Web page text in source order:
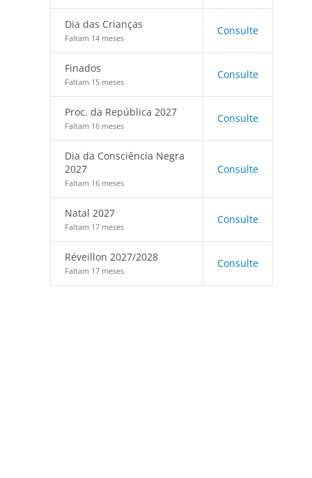
Dia das Crianças
Faltam 14 meses
Consulte
Finados
Faltam 15 meses
Consulte
Proc. da República 2027
Faltam 16 meses
Consulte
Dia da Consciência Negra
2027
Faltam 16 meses
Consulte
Natal 2027
Faltam 17 meses
Consulte
Réveillon 2027/2028
Faltam 17 meses
Consulte